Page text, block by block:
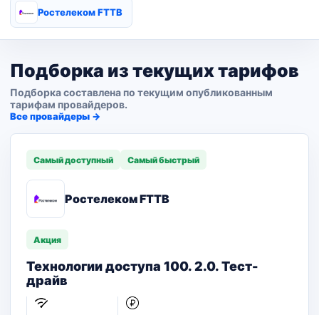
Ростелеком FTTB
Подборка из текущих тарифов
Подборка составлена по текущим опубликованным
тарифам провайдеров.
Все провайдеры →
Самый доступный Самый быстрый
Ростелеком FTTB
Акция
Технологии доступа 100. 2.0. Тест-
драйв